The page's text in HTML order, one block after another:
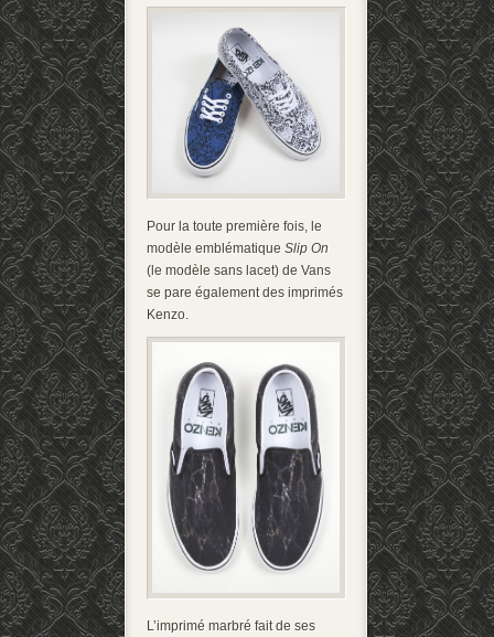
Pour la toute première fois, le
modèle emblématique Slip On
(le modèle sans lacet) de Vans
se pare également des imprimés
Kenzo.
L’imprimé marbré fait de ses